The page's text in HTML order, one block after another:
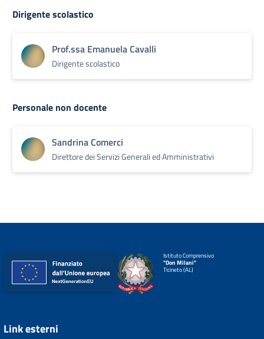
Dirigente scolastico
Prof.ssa Emanuela Cavalli
Dirigente scolastico
Personale non docente
Sandrina Comerci
Direttore dei Servizi Generali ed Amministrativi
Istituto Comprensivo
"Don Milani"
Ticineto (AL)
Link esterni